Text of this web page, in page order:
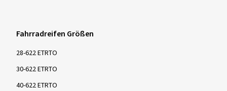
Fahrradreifen Größen
28-622 ETRTO
30-622 ETRTO
40-622 ETRTO